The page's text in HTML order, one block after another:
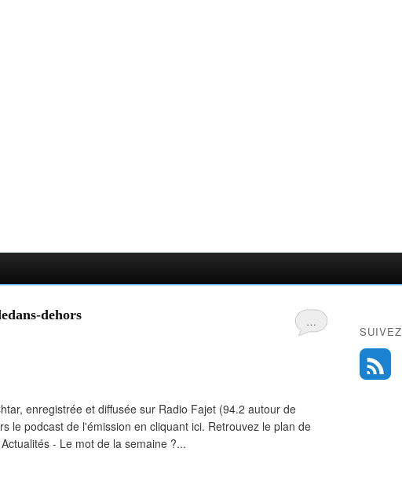
…
dehors
enregistrée et diffusée sur Radio Fajet (94.2 autour de
le podcast de l'émission en cliquant ici. Retrouvez le plan de
- Le mot de la semaine ?...